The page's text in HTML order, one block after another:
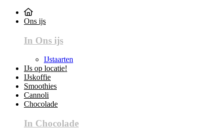
Ons ijs
In Ons ijs
IJstaarten
IJs op locatie!
IJskoffie
Smoothies
Cannoli
Chocolade
In Chocolade